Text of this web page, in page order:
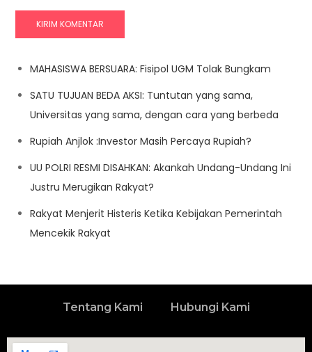
MAHASISWA BERSUARA: Fisipol UGM Tolak Bungkam
SATU TUJUAN BEDA AKSI: Tuntutan yang sama,
Universitas yang sama, dengan cara yang berbeda
Rupiah Anjlok :Investor Masih Percaya Rupiah?
UU POLRI RESMI DISAHKAN: Akankah Undang-Undang Ini
Justru Merugikan Rakyat?
Rakyat Menjerit Histeris Ketika Kebijakan Pemerintah
Mencekik Rakyat
Tentang Kami Hubungi Kami